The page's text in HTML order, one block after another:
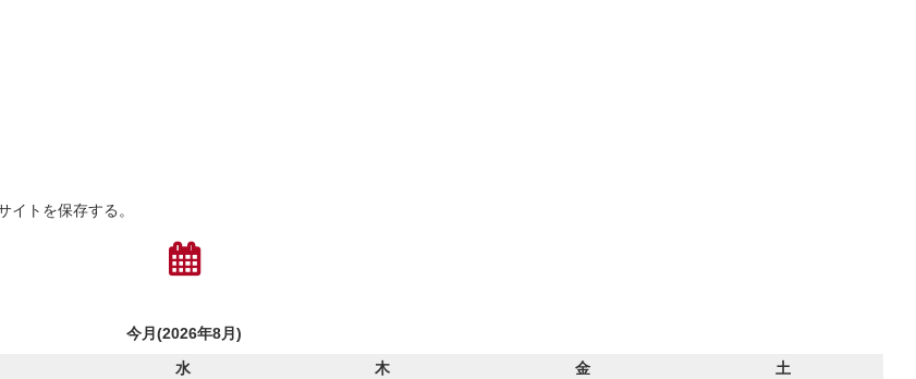
トを保存する。
今月(2026年8月)
水 木 金
土